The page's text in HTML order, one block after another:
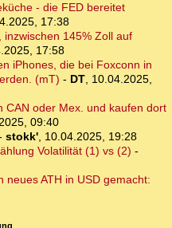
- die FED bereitet
17:38
inzwischen 145% Zoll auf
17:58
iPhones, die bei Foxconn in
(mT) - DT, 10.04.2025,
CAN oder Mex. und kaufen dort
09:40
stokk', 10.04.2025, 19:28
Volatilität (1) vs (2) -
neues ATH in USD gemacht: